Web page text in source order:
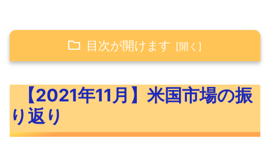
目次が開けます
【2021年11月】コロナワクチンの接種
【2021年11月】米国市場の振
り返り